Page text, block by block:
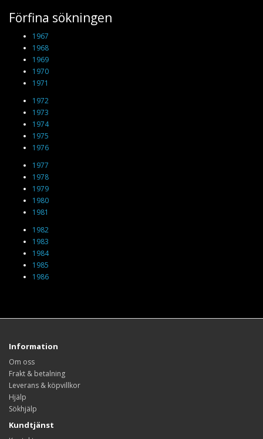
Förfina sökningen
1967
1968
1969
1970
1971
1972
1973
1974
1975
1976
1977
1978
1979
1980
1981
1982
1983
1984
1985
1986
Information
Om oss
Frakt & betalning
Leverans & köpvillkor
Hjälp
Sökhjälp
Kundtjänst